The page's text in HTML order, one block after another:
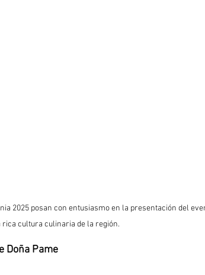
2025 posan con entusiasmo en la presentación del
cultura culinaria de la región.
Doña Pame